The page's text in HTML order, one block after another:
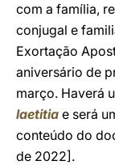
com a família,
conjugal e
Exortação
aniversário de
março. Haverá
laetitia e será
conteúdo do
de 2022].